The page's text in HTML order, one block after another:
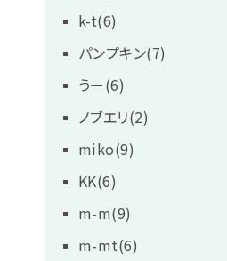
k-t(6)
パンプキン(7)
うー(6)
ノブエリ(2)
miko(9)
KK(6)
m-m(9)
m-mt(6)